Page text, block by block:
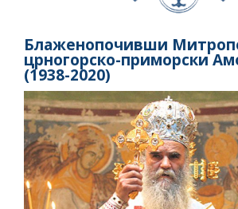
Блаженопочивши
црногорско-приморски
(1938-2020)